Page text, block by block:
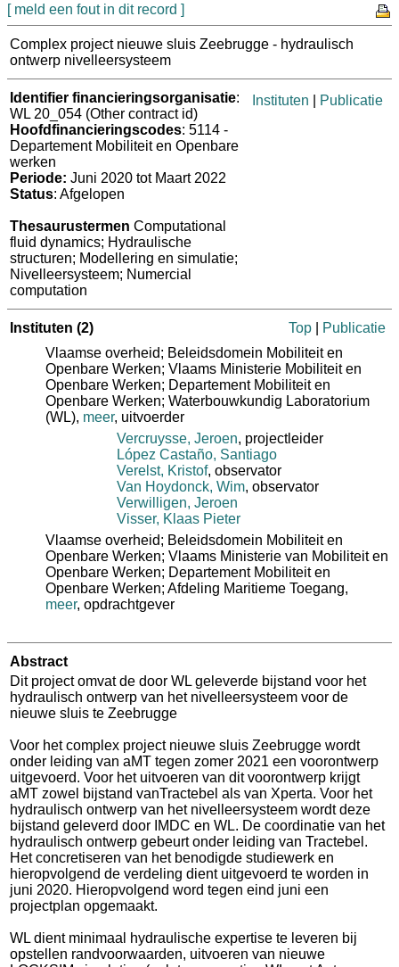
[ meld een fout in dit record ]
Complex project nieuwe sluis Zeebrugge - hydraulisch
ontwerp nivelleersysteem
Identifier financieringsorganisatie:
WL 20_054 (Other contract id)
Hoofdfinancieringscodes: 5114 -
Departement Mobiliteit en Openbare
werken
Periode: Juni 2020 tot Maart 2022
Status: Afgelopen
Thesaurustermen Computational
fluid dynamics; Hydraulische
structuren; Modellering en simulatie;
Nivelleersysteem; Numercial
computation
Instituten Publicatie
Instituten (2) Top
Publicatie
Vlaamse overheid; Beleidsdomein Mobiliteit en
Openbare Werken; Vlaams Ministerie Mobiliteit en
Openbare Werken; Departement Mobiliteit en
Openbare Werken; Waterbouwkundig Laboratorium
(WL), meer, uitvoerder
Vercruysse, Jeroen, projectleider
López Castaño, Santiago
Verelst, Kristof, observator
Van Hoydonck, Wim, observator
Verwilligen, Jeroen
Visser, Klaas Pieter
Vlaamse overheid; Beleidsdomein Mobiliteit en
Openbare Werken; Vlaams Ministerie van Mobiliteit en
Openbare Werken; Departement Mobiliteit en
Openbare Werken; Afdeling Maritieme Toegang,
meer, opdrachtgever
Abstract
Dit project omvat de door WL geleverde bijstand voor het
hydraulisch ontwerp van het nivelleersysteem voor de
nieuwe sluis te Zeebrugge
Voor het complex project nieuwe sluis Zeebrugge wordt
onder leiding van aMT tegen zomer 2021 een voorontwerp
uitgevoerd. Voor het uitvoeren van dit voorontwerp krijgt
aMT zowel bijstand vanTractebel als van Xperta. Voor het
hydraulisch ontwerp van het nivelleersysteem wordt deze
bijstand geleverd door IMDC en WL. De coordinatie van het
hydraulisch ontwerp gebeurt onder leiding van Tractebel.
Het concretiseren van het benodigde studiewerk en
hieropvolgend de verdeling dient uitgevoerd te worden in
juni 2020. Hieropvolgend word tegen eind juni een
projectplan opgemaakt.
WL dient minimaal hydraulische expertise te leveren bij
opstellen randvoorwaarden, uitvoeren van nieuwe